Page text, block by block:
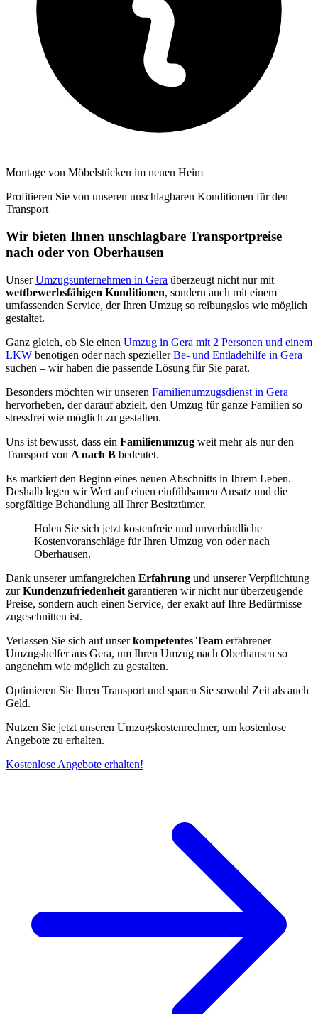
Montage von Möbelstücken im neuen Heim
Profitieren Sie von unseren unschlagbaren Konditionen für den
Transport
Wir bieten Ihnen unschlagbare Transportpreise
nach oder von Oberhausen
UnserUmzugsunternehmen in Gera überzeugt nicht nur mit
wettbewerbsfähigen Konditionen, sondern auch mit einem
umfassenden Service, der Ihren Umzug so reibungslos wie möglich
gestaltet.
Ganz gleich, ob Sie einen Umzug in Gera mit 2 Personen und einem
LKW benötigen oder nach speziellerBe- und Entladehilfe in Gera
suchen – wir haben die passende Lösung für Sie parat.
Besonders möchten wir unseren Familienumzugsdienst in Gera
hervorheben, der darauf abzielt, den Umzug für ganze Familien so
stressfrei wie möglich zu gestalten.
Uns ist bewusst, dass ein Familienumzug weit mehr als nur den
Transport von A nach B bedeutet.
Es markiert den Beginn eines neuen Abschnitts in Ihrem Leben.
Deshalb legen wir Wert auf einen einfühlsamen Ansatz und die
sorgfältige Behandlung all Ihrer Besitztümer.
Holen Sie sich jetzt kostenfreie und unverbindliche
Kostenvoranschläge für Ihren Umzug von oder nach
Oberhausen.
Dank unserer umfangreichen Erfahrung und unserer Verpflichtung
zurKundenzufriedenheit garantieren wir nicht nur überzeugende
Preise, sondern auch einen Service, der exakt auf Ihre Bedürfnisse
zugeschnitten ist.
Verlassen Sie sich auf unserkompetentes Team erfahrener
Umzugshelfer aus Gera, um Ihren Umzug nach Oberhausen so
angenehm wie möglich zu gestalten.
Optimieren Sie Ihren Transport und sparen Sie sowohl Zeit als auch
Geld.
Nutzen Sie jetzt unseren Umzugskostenrechner, um kostenlose
Angebote zu erhalten.
Kostenlose Angebote erhalten!